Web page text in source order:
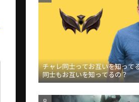
チャレ同士ってお互いを知って
同士もお互いを知ってるの？